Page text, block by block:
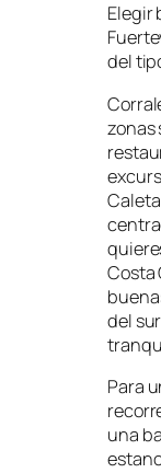
Elegir
del
zonas
Costa
del
Para
una